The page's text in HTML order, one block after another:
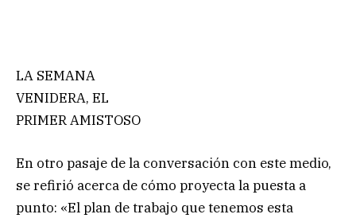
LA SEMANA
VENIDERA, EL
PRIMER AMISTOSO
En otro pasaje de la conversación con este medio,
se refirió acerca de cómo proyecta la puesta a
punto: «El plan de trabajo que tenemos esta